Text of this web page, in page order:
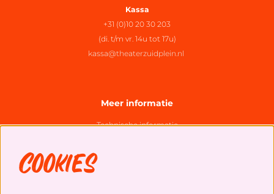
Kassa
+31 (0)10 20 30 203
(di. t/m vr. 14u tot 17u)
kassa@theaterzuidplein.nl
Meer informatie
Technische informatie
Algemene bezoekersvoorwaarden
Cookies
Cookies